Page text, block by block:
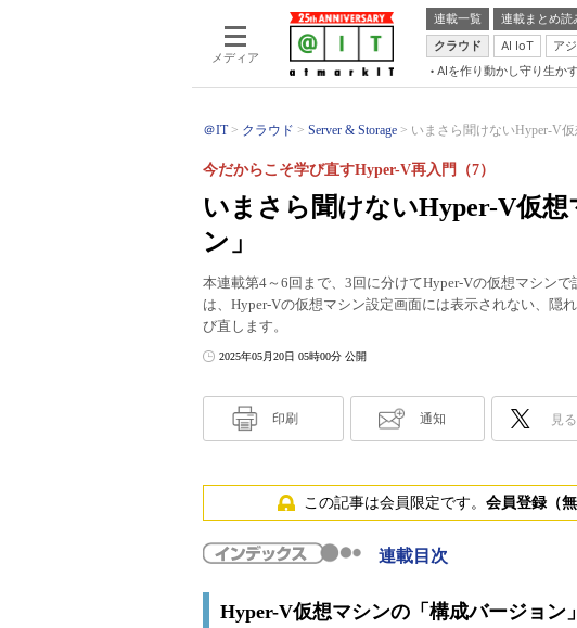
メディア
連載一覧 連載まとめ
クラウド
AI IoT ア
AIを作り動かし守り生か
＠IT クラウド Server & Storage いまさら聞けないHyper-V
いまさら聞けないHyper-V仮
ン」
今だからこそ学び直すHyper-V再入門（7）
本連載第4～6回まで、3回に分けてHyper-Vの仮想マシン
は、Hyper-Vの仮想マシン設定画面には表示されない、隠
び直します。
2025年05月20日 05時00分 公開
印刷 通知 見る
この記事は会員限定です。 会員登録（無
連載目次
Hyper-V仮想マシンの「構成バージョン